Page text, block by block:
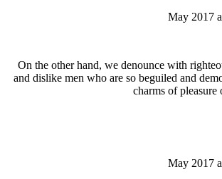
On the other hand, we denounce with
and dislike men who are so beguiled and
charms of pleasure